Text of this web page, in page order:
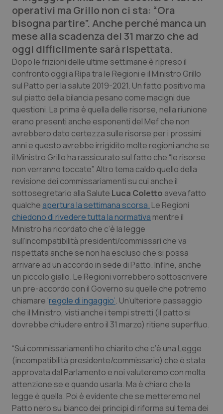
Friuli Venezia Giulia
Lazio
Liguria
Lombardia
Marche
Molise
Piemonte
Provincia Autonoma di Bolzano
Provincia Autonoma di Trento
Puglia
Sardegna
Sicilia
Toscana
Umbria
Valle D’Aosta
Veneto
Dermatite Atopica
Diabete & glucometri
Disturbi dell’umore
Dolore
Donna & Salute
Epatiti
HIV
Infezioni & Febbre
Ipertensione & Scompenso
Malattie rare
Malattia di Crohn & Rettocolite Ulcerosa
Neuroscienze & patologie neurodegenerative
Obesità
Oftalmologia
Oncodermatologia
Oncoematologia
operativi ma Grillo non ci sta: “Ora
bisogna partire”. Anche perché manca un
mese alla scadenza del 31 marzo che ad
oggi difficilmente sarà rispettata.
Dopo le frizioni delle ultime settimane è ripreso il
confronto oggi a Ripa tra le Regioni e il Ministro Grillo
sul Patto per la salute 2019-2021. Un fatto positivo ma
sul piatto della bilancia pesano come macigni due
questioni. La prima è quella delle risorse, nella riunione
erano presenti anche esponenti del Mef che non
avrebbero dato certezza sulle risorse per i prossimi
anni e questo avrebbe irrigidito molte regioni anche se
il Ministro Grillo ha rassicurato sul fatto che “le risorse
non verranno toccate”. Altro tema caldo quello della
revisione dei commissariamenti su cui anche il
sottosegretario alla Salute Luca Coletto aveva fatto
qualche apertura la settimana scorsa. Le Regioni
chiedono di rivedere tutta la normativa mentre il
Ministro ha ricordato che c’è la legge
sull’incompatibilità presidenti/commissari che va
rispettata anche se non ha escluso che si possa
arrivare ad un accordo in sede di Patto. Infine, anche
un piccolo giallo. Le Regioni vorrebbero sottoscrivere
un pre-accordo con il Governo su quelle che potremo
chiamare ‘regole di ingaggio’. Un’ulteriore passaggio
che il Ministro, visti anche i tempi stretti (il patto si
dovrebbe chiudere entro il 31 marzo) ritiene superfluo.
“Sui commissariamenti ho chiarito che c’è una Legge
(incompatibilità presidente/commissario) che è stata
approvata dal Parlamento e noi valuteremo con molta
attenzione se e quando usarla. Ma è chiaro che la
legge è quella. Poi è evidente che se metteremo nel
Patto nero su bianco dei principi di riforma sul tema dei